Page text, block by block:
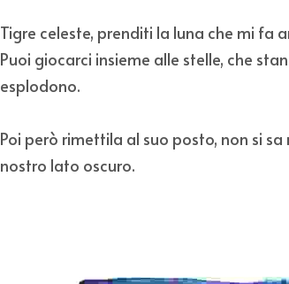
Tigre celeste, prenditi la luna che mi fa
Puoi giocarci insieme alle stelle, che
esplodono.
Poi però rimettila al suo posto, non si
nostro lato oscuro.